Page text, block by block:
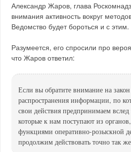
Александр Жаров, глава
внимания активность вокруг
Ведомство будет бороться и с этим.
Разумеется, его спросили про
что Жаров ответил:
Если вы обратите внимание на закон
распространения информации, по
свои действия предпринимаем
которые к нам поступают из
функциями оперативно-розыскной
продолжим действовать точно так